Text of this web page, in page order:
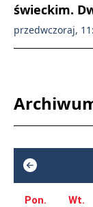
świeckim.
przedwczoraj,
Pon. Wt.